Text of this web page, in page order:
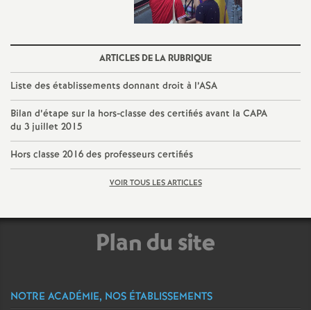
e
m
e
n
t
d
ARTICLES DE LA RUBRIQUE
Liste des établissements donnant droit à l’ASA
Bilan d’étape sur la hors-classe des certifiés avant la CAPA
du 3 juillet 2015
Hors classe 2016 des professeurs certifiés
VOIR TOUS LES ARTICLES
Plan du site
NOTRE ACADÉMIE, NOS ÉTABLISSEMENTS